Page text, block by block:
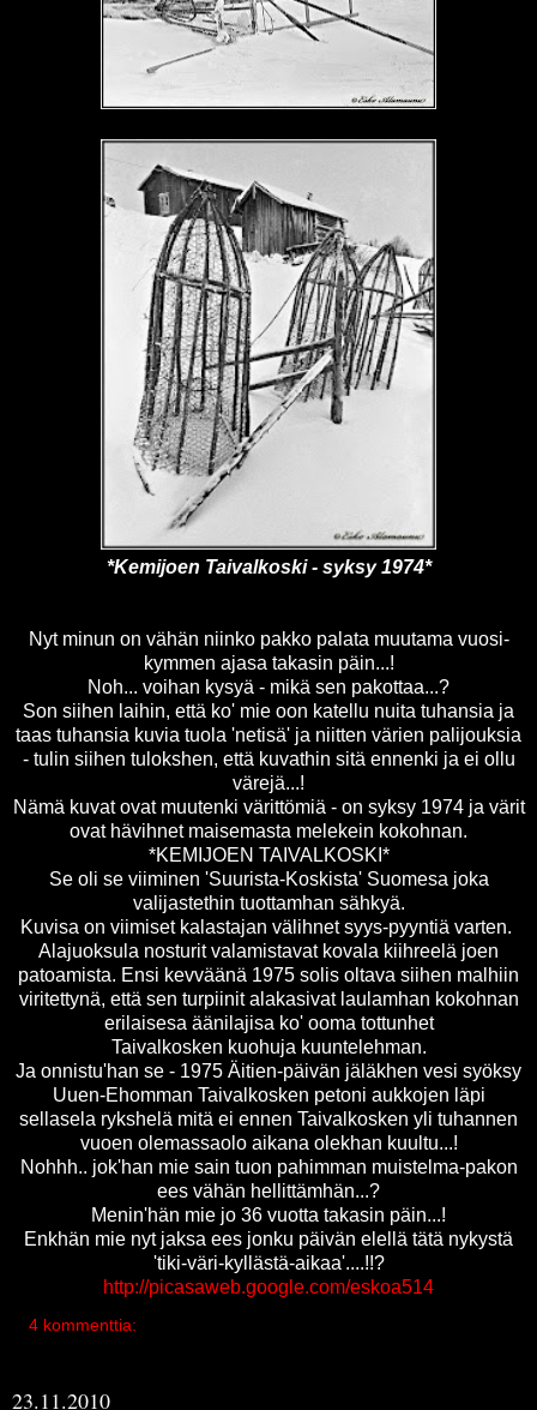
*Kemijoen Taivalkoski - syksy 1974*
Nyt minun on vähän niinko pakko palata muutama vuosi-
kymmen ajasa takasin päin...!
Noh... voihan kysyä - mikä sen pakottaa...?
Son siihen laihin, että ko' mie oon katellu nuita tuhansia ja
taas tuhansia kuvia tuola 'netisä' ja niitten värien palijouksia
- tulin siihen tulokshen, että kuvathin sitä ennenki ja ei ollu
värejä...!
Nämä kuvat ovat muutenki värittömiä - on syksy 1974 ja värit
ovat hävihnet maisemasta melekein kokohnan.
*KEMIJOEN TAIVALKOSKI*
Se oli se viiminen 'Suurista-Koskista' Suomesa joka
valijastethin tuottamhan sähkyä.
Kuvisa on viimiset kalastajan välihnet syys-pyyntiä varten.
Alajuoksula nosturit valamistavat kovala kiihreelä joen
patoamista. Ensi kevväänä 1975 solis oltava siihen malhiin
viritettynä, että sen turpiinit alakasivat laulamhan kokohnan
erilaisesa äänilajisa ko' ooma tottunhet
Taivalkosken kuohuja kuuntelehman.
Ja onnistu'han se - 1975 Äitien-päivän jäläkhen vesi syöksy
Uuen-Ehomman Taivalkosken petoni aukkojen läpi
sellasela rykshelä mitä ei ennen Taivalkosken yli tuhannen
vuoen olemassaolo aikana olekhan kuultu...!
Nohhh.. jok'han mie sain tuon pahimman muistelma-pakon
ees vähän hellittämhän...?
Menin'hän mie jo 36 vuotta takasin päin...!
Enkhän mie nyt jaksa ees jonku päivän elellä tätä nykystä
'tiki-väri-kyllästä-aikaa'....!!?
http://picasaweb.google.com/eskoa514
4 kommenttia:
23.11.2010